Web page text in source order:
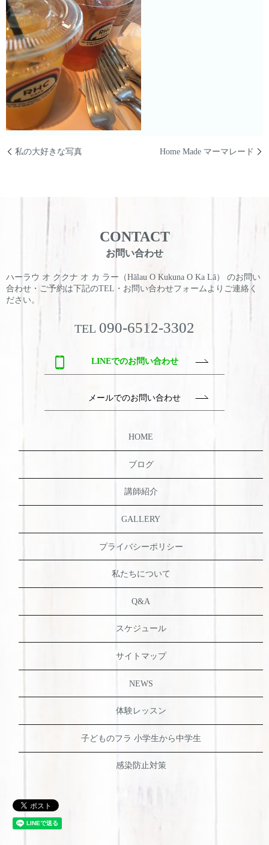
私の大好きな写真 Home Made マーマレード
CONTACT
お問い合わせ
ハーラウ オ ククナ オ カ ラー（Hālau O Kukuna O Ka Lā） のお問い
合わせ・ご予約は下記のTEL・お問い合わせフォームよりご連絡く
ださい。
TEL 090-6512-3302
LINEでのお問い合わせ
メールでのお問い合わせ
HOME
ブログ
講師紹介
GALLERY
プライバシーポリシー
私たちについて
Q&A
スケジュール
サイトマップ
NEWS
体験レッスン
子どものフラ 小学生から中学生
感染防止対策